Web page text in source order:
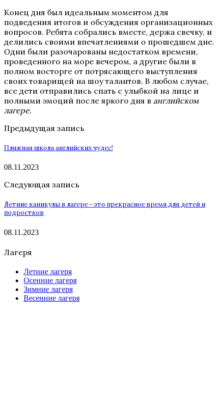
Конец дня был идеальным моментом для
подведения итогов и обсуждения организационных
вопросов. Ребята собрались вместе, держа свечку, и
делились своими впечатлениями о прошедшем дне.
Одни были разочарованы недостатком времени,
проведенного на море вечером, а другие были в
полном восторге от потрясающего выступления
своих товарищей на шоу талантов. В любом случае,
все дети отправились спать с улыбкой на лице и
полными эмоций после яркого дня в английском
лагере.
Предыдущая запись
Пляжная школа английских чудес!
08.11.2023
Следующая запись
Летние каникулы в лагере - это прекрасное время для детей и
подростков
08.11.2023
Лагеря
Летние лагеря
Осенние лагеря
Зимние лагеря
Весенние лагеря